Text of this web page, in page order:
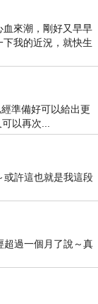
來潮，剛好又早早
我的近況，就快生
準備好可以給出更
以再次...
或許這也就是我這段
超過一個月了說～真